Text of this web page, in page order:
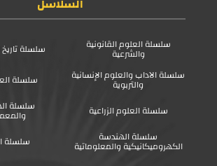
السلاسل
سلسلة العلوم القانونية
والشرعية
سلسلة
سلسلة الآداب والعلوم الإنسانية
والتربوية
سلسلة
سلسلة العلوم الزراعية
سلسلة
سلسلة الهندسة
الكهروميكانيكية والمعلوماتية
سلسلة